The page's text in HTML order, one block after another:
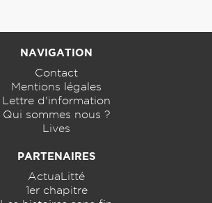
NAVIGATION
Contact
Mentions légales
Lettre d'information
Qui sommes nous ?
Lives
PARTENAIRES
ActuaLitté
1er chapitre